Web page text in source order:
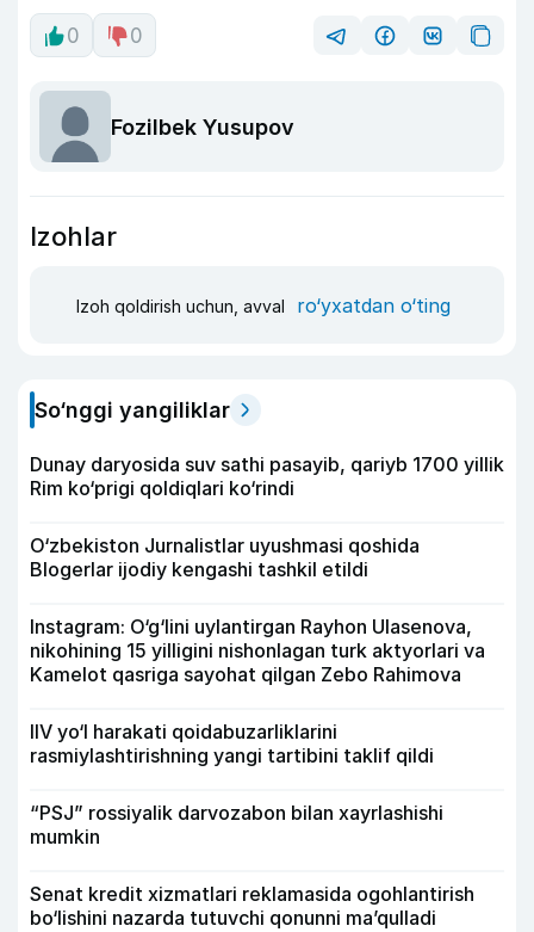
0 0
Fozilbek Yusupov
Izohlar
Izoh qoldirish uchun, avval ro‘yxatdan o‘ting
So‘nggi yangiliklar
Dunay daryosida suv sathi pasayib, qariyb 1700 yillik
Rim ko‘prigi qoldiqlari ko‘rindi
O‘zbekiston Jurnalistlar uyushmasi qoshida
Blogerlar ijodiy kengashi tashkil etildi
Instagram: O‘g‘lini uylantirgan Rayhon Ulasenova,
nikohining 15 yilligini nishonlagan turk aktyorlari va
Kamelot qasriga sayohat qilgan Zebo Rahimova
IIV yo‘l harakati qoidabuzarliklarini
rasmiylashtirishning yangi tartibini taklif qildi
“PSJ” rossiyalik darvozabon bilan xayrlashishi
mumkin
Senat kredit xizmatlari reklamasida ogohlantirish
bo‘lishini nazarda tutuvchi qonunni ma’qulladi